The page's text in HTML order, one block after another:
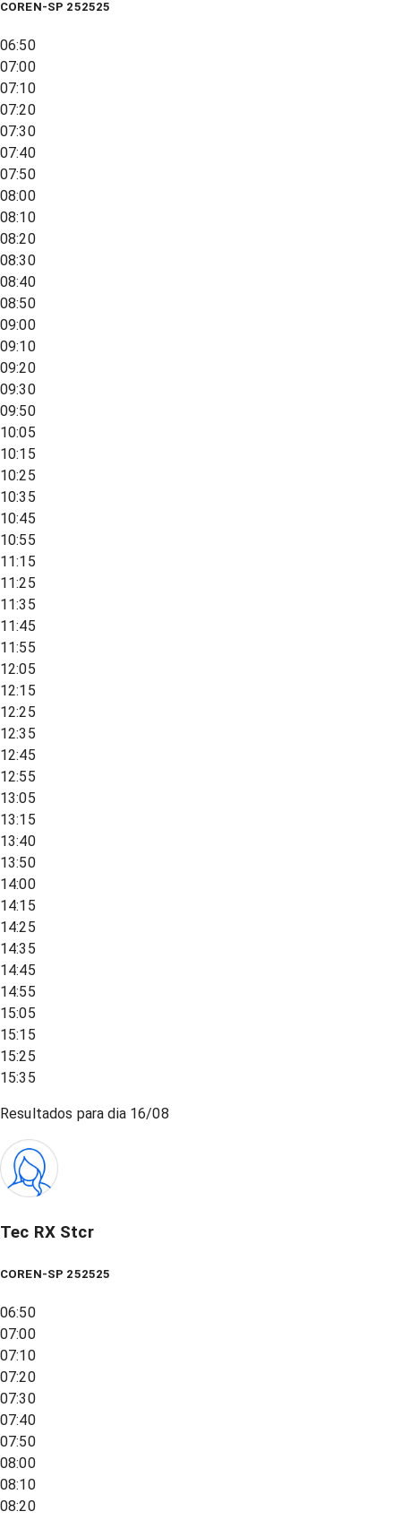
COREN-SP 252525
06:50
07:00
07:10
07:20
07:30
07:40
07:50
08:00
08:10
08:20
08:30
08:40
08:50
09:00
09:10
09:20
09:30
09:50
10:05
10:15
10:25
10:35
10:45
10:55
11:15
11:25
11:35
11:45
11:55
12:05
12:15
12:25
12:35
12:45
12:55
13:05
13:15
13:40
13:50
14:00
14:15
14:25
14:35
14:45
14:55
15:05
15:15
15:25
15:35
Resultados para dia 16/08
Tec RX Stcr
COREN-SP 252525
06:50
07:00
07:10
07:20
07:30
07:40
07:50
08:00
08:10
08:20